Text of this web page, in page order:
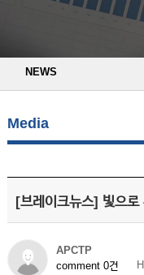
NEWS
Media
[브레이크뉴스] 빛으로
APCTP
comment 0건